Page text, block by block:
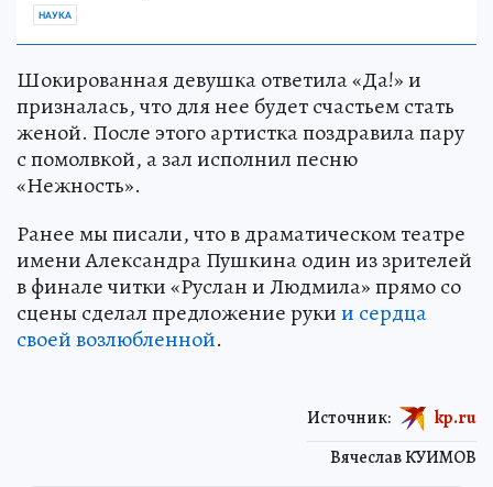
НАУКА
Шокированная девушка ответила «Да!» и
призналась, что для нее будет счастьем стать
женой. После этого артистка поздравила пару
с помолвкой, а зал исполнил песню
«Нежность».
Ранее мы писали, что в драматическом театре
имени Александра Пушкина один из зрителей
в финале читки «Руслан и Людмила» прямо со
сцены сделал предложение рукии сердца
своей возлюбленной.
Вячеслав КУИМОВ
Источник: kp.ru